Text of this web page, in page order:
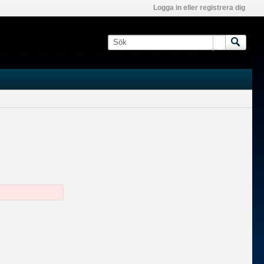
Logga in eller registrera dig